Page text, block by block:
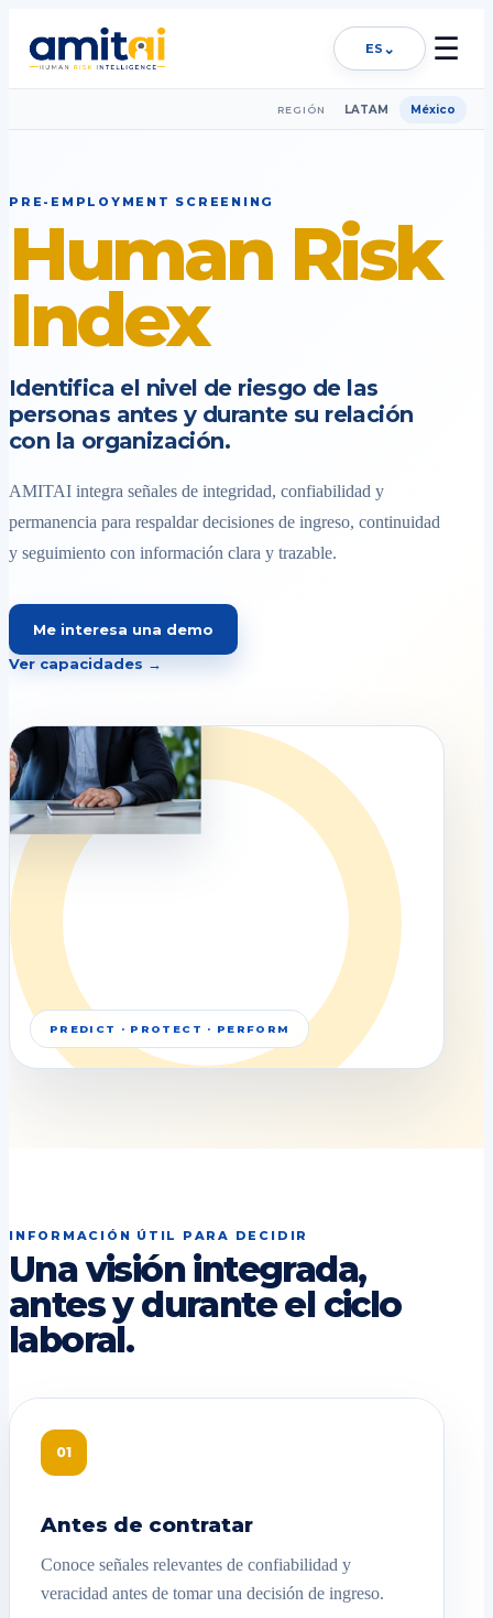
ES ⌄ ☰
REGIÓN LATAM México
PRE-EMPLOYMENT SCREENING
Human Risk
Index
Identifica el nivel de riesgo de las
personas antes y durante su relación
con la organización.
AMITAI integra señales de integridad, confiabilidad y
permanencia para respaldar decisiones de ingreso, continuidad
y seguimiento con información clara y trazable.
Me interesa una demo
Ver capacidades →
PREDICT · PROTECT · PERFORM
INFORMACIÓN ÚTIL PARA DECIDIR
Una visión integrada,
antes y durante el ciclo
laboral.
01
Antes de contratar
Conoce señales relevantes de confiabilidad y
veracidad antes de tomar una decisión de ingreso.